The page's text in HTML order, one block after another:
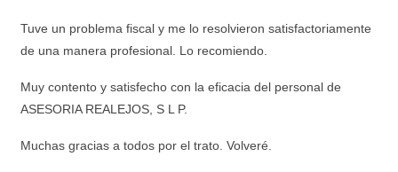
Tuve un problema fiscal y me lo resolvieron satisfactoriamente
de una manera profesional. Lo recomiendo.
Muy contento y satisfecho con la eficacia del personal de
ASESORIA REALEJOS, S L P.
Muchas gracias a todos por el trato. Volveré.